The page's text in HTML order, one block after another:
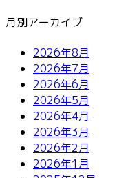
月別アーカイブ
2026年8月
2026年7月
2026年6月
2026年5月
2026年4月
2026年3月
2026年2月
2026年1月